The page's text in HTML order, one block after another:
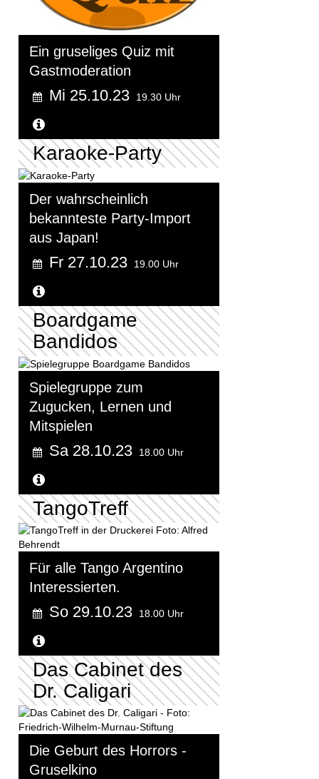
Ein gruseliges Quiz mit
Gastmoderation
Mi 25.10.23 19.30 Uhr
Karaoke-Party
Der wahrscheinlich
bekannteste Party-Import
aus Japan!
Fr 27.10.23 19.00 Uhr
Boardgame
Bandidos
Spielegruppe zum
Zugucken, Lernen und
Mitspielen
Sa 28.10.23 18.00 Uhr
TangoTreff
Für alle Tango Argentino
Interessierten.
So 29.10.23 18.00 Uhr
Das Cabinet des
Dr. Caligari
Die Geburt des Horrors -
Gruselkino